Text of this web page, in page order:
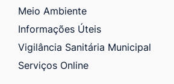
Meio Ambiente
Informações Úteis
Vigilância Sanitária Municipal
Serviços Online